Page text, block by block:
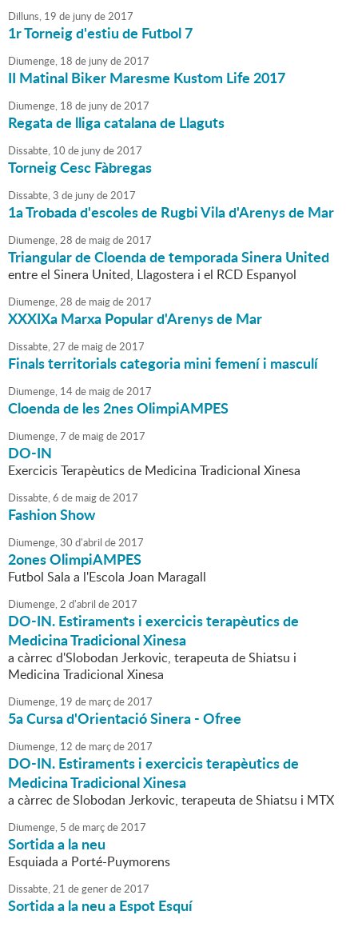
Dilluns, 19 de junyde2017
1r Torneig d'estiu de Futbol 7
Diumenge, 18 de junyde2017
II Matinal Biker Maresme Kustom Life 2017
Diumenge, 18 de junyde2017
Regata de lliga catalana de Llaguts
Dissabte, 10 de junyde2017
Torneig Cesc Fàbregas
Dissabte,3 de junyde2017
1a Trobada d'escoles de Rugbi Vila d'Arenys de Mar
Diumenge,28 de maigde2017
Triangular de Cloenda de temporada Sinera United
entre el Sinera United, Llagostera i el RCD Espanyol
Diumenge,28 de maigde2017
XXXIXa Marxa Popular d'Arenys de Mar
Dissabte,27 de maigde2017
Finals territorials categoria mini femení i masculí
Diumenge, 14de maigde2017
Cloenda de les 2nes OlimpiAMPES
Diumenge,7 de maigde2017
DO-IN
Exercicis Terapèutics de Medicina Tradicional Xinesa
Dissabte,6 de maigde2017
Fashion Show
Diumenge,30 d'abril de2017
2ones OlimpiAMPES
Futbol Sala a l'Escola Joan Maragall
Diumenge,2 d'abril de2017
DO-IN. Estiraments i exercicis terapèutics de
Medicina Tradicional Xinesa
a càrrec d'Slobodan Jerkovic, terapeuta de Shiatsu i
Medicina Tradicional Xinesa
Diumenge, 19 de marçde2017
5a Cursa d'Orientació Sinera - Ofree
Diumenge, 12 de marçde2017
DO-IN. Estiraments i exercicis terapèutics de
Medicina Tradicional Xinesa
a càrrec de Slobodan Jerkovic, terapeuta de Shiatsu i MTX
Diumenge, 5 de marçde2017
Sortida a la neu
Esquiada a Porté-Puymorens
Dissabte,21 degenerde2017
Sortida a la neu a Espot Esquí